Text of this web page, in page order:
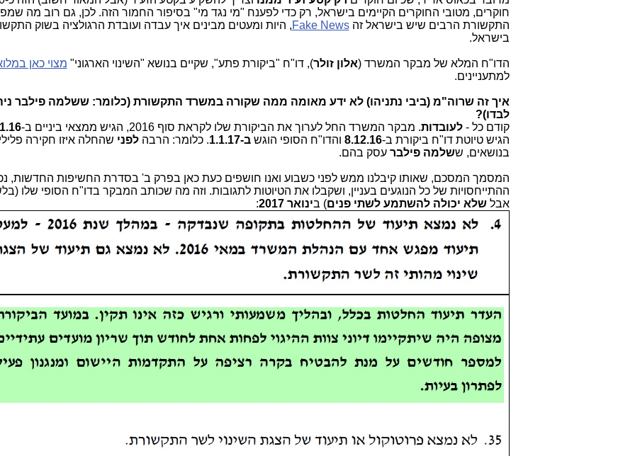
חוקרים, מטובי החוקרים הקיימים בישראל, רק כדי לפענח "מי נגד מי" בסיפור החמור הזה. לכן, גם רוב מה
התקשורת הרבים שיש בישראל זהFake News, היות ומעטים מבינים איך עבדה ועובדת הרגולציה בשוק
בישראל.
הדו"ח המלא של מבקר המשרד (אלון זולר), דו"ח "ביקורת פתע", שקיים בנושא "השינוי הארגוני" מצוי כאן
למתעניינים.
איך זה שרוה"מ (ביבי נתניהו) לא ידע מאומה ממה שקורה במשרד התקשורת (כלומר: ששלמה פילבר
לבדו)?
קודם כל -לעובדות. מבקר המשרד החל לערוך את הביקורת שלו לקראת סוף 2016, הגיש ממצאי ביניים ב-
הגיש טיוטת דו"ח ביקורת ב-8.12.16 והדו"ח הסופי הוגשב-1.1.17 . כלומר: הרבהלפני שהחלה איזו חקירה
בנושאים, ששלמה פילבר עסק בהם.
המסמך המסכם, שאותו קיבלנו ממש לפני כשבוע ואנו חושפים כעת כאן בפרק ב' בסדרת החשיפות החדשות,
ההתייחסויות של כל הנוגעים בעניין, ושקבלו את הטיוטות לתגובות. וזה מה שכותב המבקר בדו"ח הסופי שלו
אבלשלא יכולה להשתמע לשתי פנים) בינואר 2017 :